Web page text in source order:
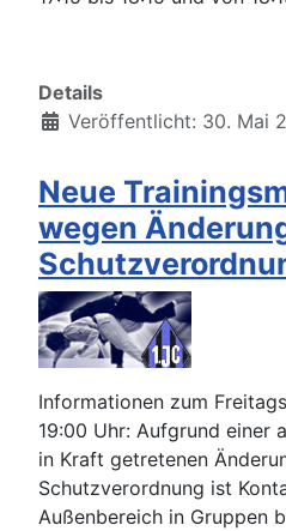
Details
Veröffentlicht: 30. Mai
Neue
wegen
Informationen zum
19:00 Uhr: Aufgrund einer
in Kraft getretenen
Schutzverordnung ist
Außenbereich in Gruppen